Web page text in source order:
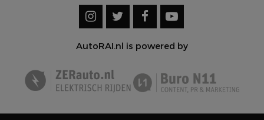
AutoRAI.nl is powered by